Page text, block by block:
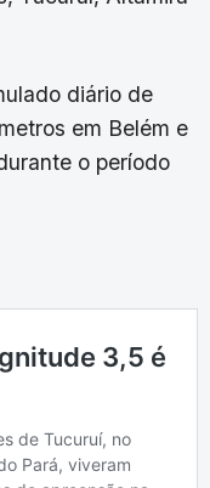
diário de
em Belém e
o período